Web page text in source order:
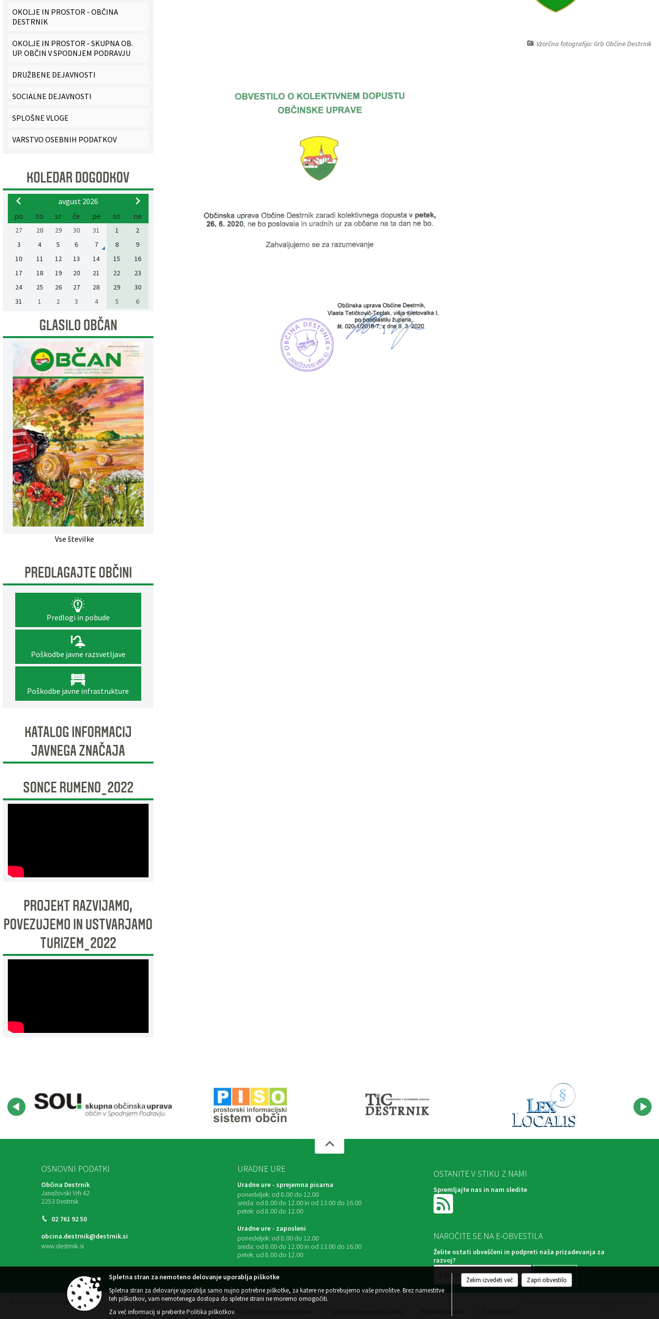
Vzorčna fotografija: Grb Občine Destrnik
OKOLJE IN PROSTOR - OBČINA
DESTRNIK
OKOLJE IN PROSTOR - SKUPNA OB.
UP. OBČIN V SPODNJEM PODRAVJU
DRUŽBENE DEJAVNOSTI
SOCIALNE DEJAVNOSTI
SPLOŠNE VLOGE
VARSTVO OSEBNIH PODATKOV
KOLEDAR DOGODKOV
avgust 2026
po
to sr če pe so ne
27 28 29 30 31 1
2
3
4 5 6 7 8
9
10
11 12 13 14 15
16
17
18 19 20 21 22
23
24
25 26 27 28 29
30
31
1 2 3 4 5 6
GLASILO OBČAN
Vse številke
PREDLAGAJTE OBČINI
Predlogi in pobude
Poškodbe javne razsvetljave
Poškodbe javne infrastrukture
KATALOG INFORMACIJ
JAVNEGA ZNAČAJA
SONCE RUMENO_2022
PROJEKT RAZVIJAMO,
POVEZUJEMO IN USTVARJAMO
TURIZEM_2022
OSNOVNI PODATKI
Občina Destrnik
Janežovski Vrh 42
2253 Destrnik
02 761 92 50
obcina.destrnik@destrnik.si
www.destrnik.si
URADNE URE
Uradne ure - sprejemna pisarna
ponedeljek: od 8.00 do 12.00
sreda: od 8.00 do 12.00 in od 13.00 do 16.00
petek: od 8.00 do 12.00
Uradne ure - zaposleni
ponedeljek: od 8.00 do 12.00
sreda: od 8.00 do 12.00 in od 13.00 do 16.00
petek: od 8.00 do 12.00
OSTANITE V STIKU Z NAMI
Spremljajte nas in nam sledite
NAROČITE SE NA E-OBVESTILA
Želite ostati obveščeni in podpreti naša prizadevanja za
razvoj?
© 2026 Vse pravice pridržane
Splošni pogoji spletne strani
| Center za varstvo osebnih podatkov
Spletna stran za nemoteno delovanje uporablja piškotke
Spletna stran za delovanje uporablja samo nujno potrebne piškotke, za katere ne potrebujemo vaše privolitve. Brez namestitve
teh piškotkov, vam nemotenega dostopa do spletne strani ne moremo omogočiti.
Za več informacij si preberitePolitika piškotkov.
Želim izvedeti več Zapri obvestilo
Pobratene občine
Glasilo Občan
Lokalna ponudba